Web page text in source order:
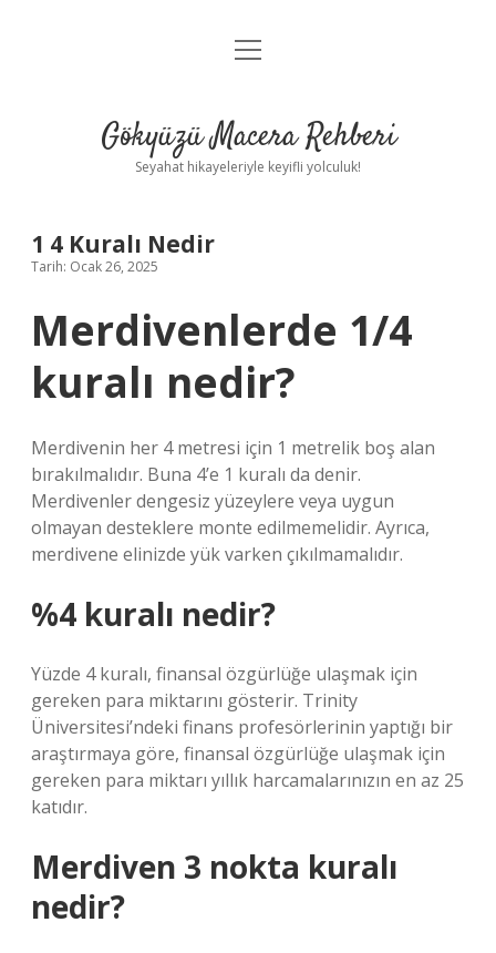
Anasayfa
Yasal Uyarı
menüyü
Gökyüzü Macera Rehberi
Seyahat hikayeleriyle keyifli yolculuk!
1 4 Kuralı Nedir
Tarih: Ocak 26, 2025
Merdivenlerde 1/4
kuralı nedir?
Merdivenin her 4 metresi için 1 metrelik boş alan
bırakılmalıdır. Buna 4’e 1 kuralı da denir.
Merdivenler dengesiz yüzeylere veya uygun
olmayan desteklere monte edilmemelidir. Ayrıca,
merdivene elinizde yük varken çıkılmamalıdır.
%4 kuralı nedir?
Yüzde 4 kuralı, finansal özgürlüğe ulaşmak için
gereken para miktarını gösterir. Trinity
Üniversitesi’ndeki finans profesörlerinin yaptığı bir
araştırmaya göre, finansal özgürlüğe ulaşmak için
gereken para miktarı yıllık harcamalarınızın en az 25
katıdır.
Merdiven 3 nokta kuralı
nedir?